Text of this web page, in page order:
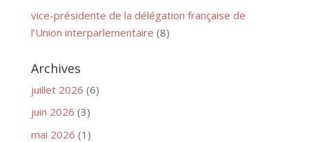
vice-présidente de la délégation française de
l’Union interparlementaire (8)
Archives
juillet 2026 (6)
juin 2026 (3)
mai 2026 (1)